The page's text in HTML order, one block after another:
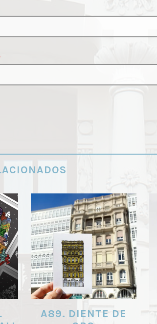
A89. DIENTE DE